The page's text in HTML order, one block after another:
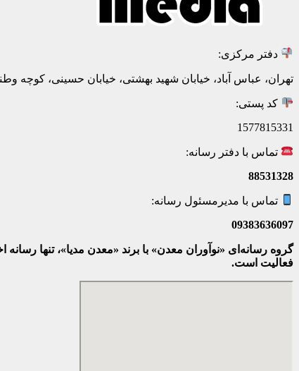
دفتر مرکزی:
تهران، عباس آباد، خیابان شهید بهشتی، خیابان حسینی، کوچه وطنی، پلاک
کد پستی:
1577815331
تماس با دفتر رسانه:
88531328
تماس با مدیرمسئول رسانه:
09383636097
گروه رسانه‌ای «نوآوران معدن» با برند «معدن مدیا»، تنها
فعالیت است.